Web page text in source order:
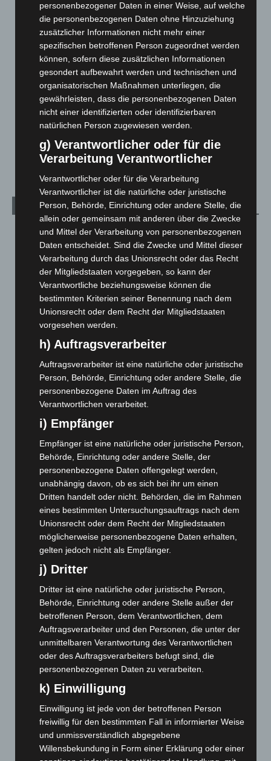
Blaulicht
2.799
Corona-News
Hannover und Region
5.039
Langenhagen und Ortsteile
Leserbriefe
Menschen
Über uns
Veranstaltungen
Archiv
August 2026(14)
Juli 2026(73)
Juni 2026(139)
Mai 2026(99)
April 2026(99)
März 2026(115)
Februar 2026(109)
Januar 2026
Dezember 2025(103)
November 2025(114)
September 2025(93)
August 2025(90)
Juli 2025(90)
Juni 2025(103)
Mai 2025
(112)
April 2025(88)
März 2025(111)
Februar 2025
Januar 2025(88)
Dezember 2024(89)
November 2024 (94)
Oktober 2024(93)
September 2024(112)
August 2024(107)
Juli 2024 (89)
Juni 2024
(107)
Mai 2024(149)
April 2024(102)
März 2024(103)
personenbezogener Daten in einer Weise, auf welche
die personenbezogenen Daten ohne Hinzuziehung
zusätzlicher Informationen nicht mehr einer
spezifischen betroffenen Person zugeordnet werden
können, sofern diese zusätzlichen Informationen
gesondert aufbewahrt werden und technischen und
organisatorischen Maßnahmen unterliegen, die
gewährleisten, dass die personenbezogenen Daten
nicht einer identifizierten oder identifizierbaren
natürlichen Person zugewiesen werden.
g) Verantwortlicher oder für die
Verarbeitung Verantwortlicher
Verantwortlicher oder für die Verarbeitung
Verantwortlicher ist die natürliche oder juristische
Person, Behörde, Einrichtung oder andere Stelle, die
allein oder gemeinsam mit anderen über die Zwecke
und Mittel der Verarbeitung von personenbezogenen
Daten entscheidet. Sind die Zwecke und Mittel dieser
Verarbeitung durch das Unionsrecht oder das Recht
der Mitgliedstaaten vorgegeben, so kann der
Verantwortliche beziehungsweise können die
bestimmten Kriterien seiner Benennung nach dem
Unionsrecht oder dem Recht der Mitgliedstaaten
vorgesehen werden.
h) Auftragsverarbeiter
Auftragsverarbeiter ist eine natürliche oder juristische
Person, Behörde, Einrichtung oder andere Stelle, die
personenbezogene Daten im Auftrag des
Verantwortlichen verarbeitet.
i) Empfänger
Empfänger ist eine natürliche oder juristische Person,
Behörde, Einrichtung oder andere Stelle, der
personenbezogene Daten offengelegt werden,
unabhängig davon, ob es sich bei ihr um einen
Dritten handelt oder nicht. Behörden, die im Rahmen
eines bestimmten Untersuchungsauftrags nach dem
Unionsrecht oder dem Recht der Mitgliedstaaten
möglicherweise personenbezogene Daten erhalten,
gelten jedoch nicht als Empfänger.
j) Dritter
Dritter ist eine natürliche oder juristische Person,
Behörde, Einrichtung oder andere Stelle außer der
betroffenen Person, dem Verantwortlichen, dem
Auftragsverarbeiter und den Personen, die unter der
unmittelbaren Verantwortung des Verantwortlichen
oder des Auftragsverarbeiters befugt sind, die
personenbezogenen Daten zu verarbeiten.
k) Einwilligung
Einwilligung ist jede von der betroffenen Person
freiwillig für den bestimmten Fall in informierter Weise
und unmissverständlich abgegebene
Willensbekundung in Form einer Erklärung oder einer